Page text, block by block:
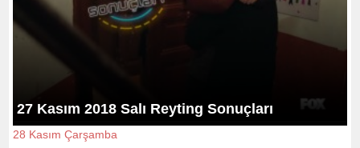
27 Kasım 2018 Salı Reyting Sonuçları
28 Kasım Çarşamba